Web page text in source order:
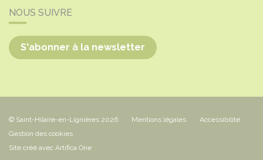
NOUS SUIVRE
S'abonner à la newsletter
© Saint-Hilaire-en-Lignières 2026 Mentions légales
Accessibilité
Gestion des cookies
Site créé avec Artifica One